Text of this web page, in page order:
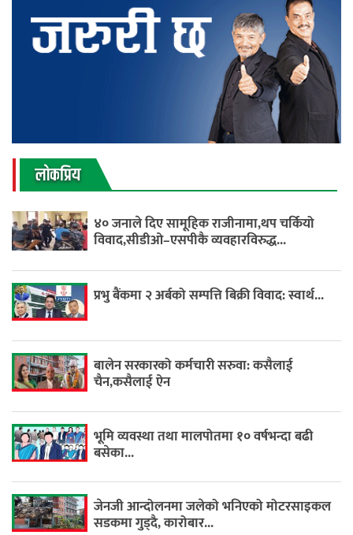
लाेकप्रिय
४० जनाले दिए सामूहिक राजीनामा,थप चर्कियो
विवाद,सीडीओ–एसपीकै व्यवहारविरुद्ध...
प्रभु बैंकमा २ अर्बको सम्पत्ति बिक्री विवाद: स्वार्थ...
बालेन सरकारको कर्मचारी सरुवा: कसैलाई
चैन,कसैलाई ऐन
भूमि व्यवस्था तथा मालपोतमा १० वर्षभन्दा बढी
बसेका...
जेनजी आन्दोलनमा जलेको भनिएको मोटरसाइकल
सडकमा गुड्दै, कारोबार...